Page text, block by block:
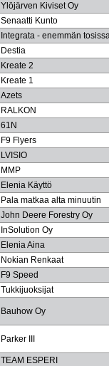
Ylöjärven Kiviset Oy
Senaatti Kunto
Integrata - enemmän
Destia
Kreate 2
Kreate 1
Azets
RALKON
61N
F9 Flyers
LVISIO
MMP
Elenia Käyttö
Pala matkaa alta minuutin
John Deere Forestry Oy
InSolution Oy
Elenia Aina
Nokian Renkaat
F9 Speed
Tukkijuoksijat
Bauhow Oy
Parker III
TEAM ESPERI